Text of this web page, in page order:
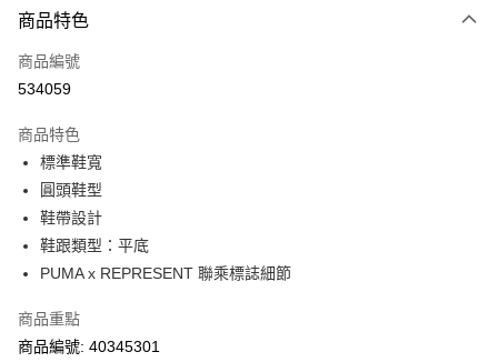
信用卡
線上付款
Alipay, PayMe, WeChat Pay, UnionPay, FPS
送貨方式
單筆訂單淨值滿$399可享免運費優惠
每筆HK$30.00，滿HK$399.00或以上免運費
滿$599可享澳門免運費優惠
商品特色
商品編號
534059
商品特色
標準鞋寬
圓頭鞋型
鞋帶設計
鞋跟類型：平底
PUMA x REPRESENT 聯乘標誌細節
商品重點
商品編號: 40345301